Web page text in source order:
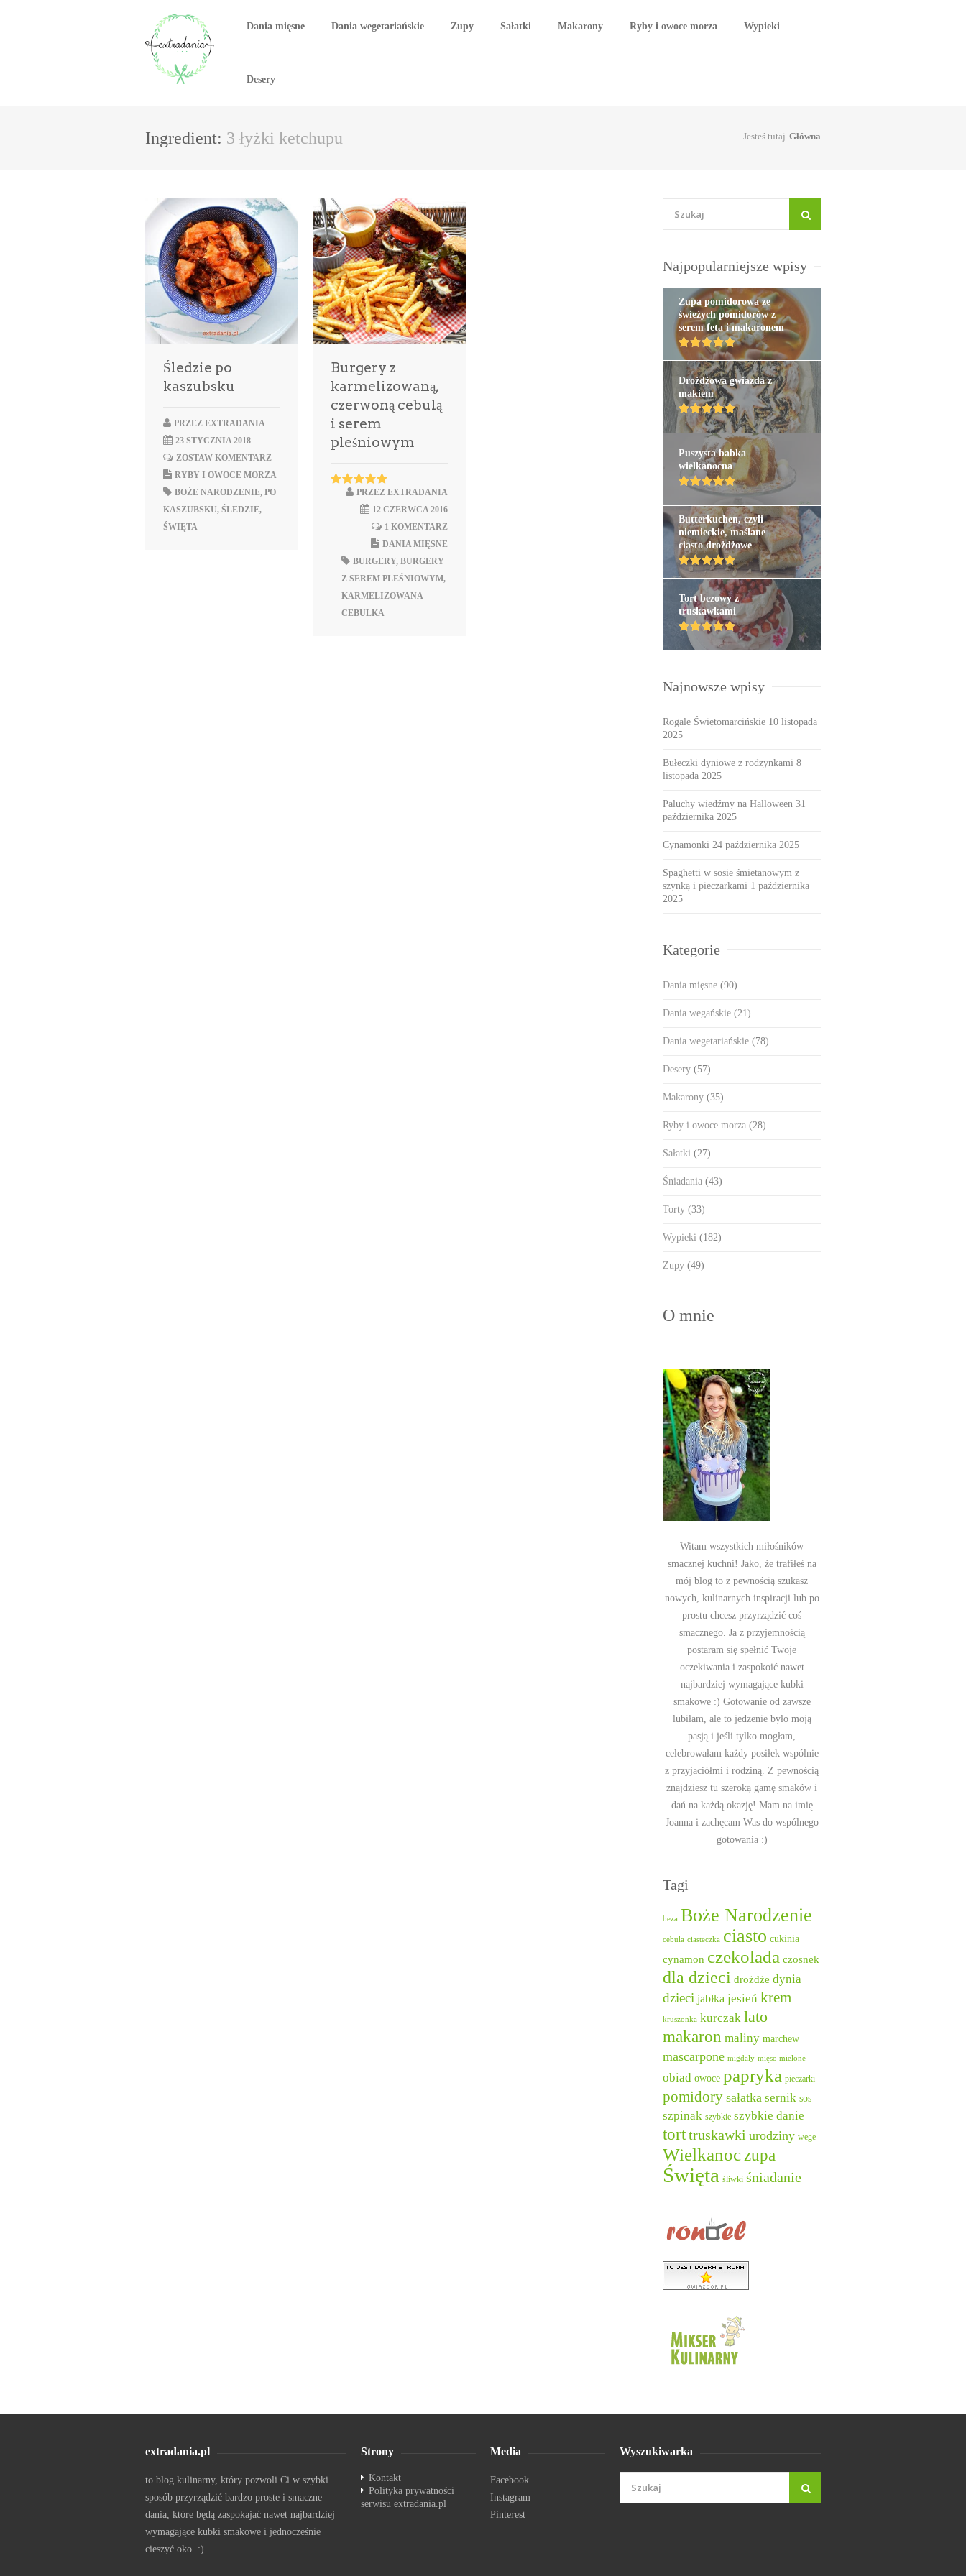
Dania mięsne Dania wegetariańskie Zupy Sałatki Makarony Ryby i owoce morza Wypieki
Desery
Ingredient: 3 łyżki ketchupu Jesteś tutaj Główna
Śledzie po
kaszubsku
PRZEZ EXTRADANIA
23 STYCZNIA 2018
ZOSTAW KOMENTARZ
RYBY I OWOCE MORZA
BOŻE NARODZENIE, PO
KASZUBSKU, ŚLEDZIE,
ŚWIĘTA
Burgery z
karmelizowaną,
czerwoną cebulą
i serem
pleśniowym
PRZEZ EXTRADANIA
12 CZERWCA 2016
1 KOMENTARZ
DANIA MIĘSNE
BURGERY, BURGERY
Z SEREM PLEŚNIOWYM,
KARMELIZOWANA
CEBULKA
Najpopularniejsze wpisy
Zupa pomidorowa ze
świeżych pomidorów z
serem feta i makaronem
Drożdżowa gwiazda z
makiem
Puszysta babka
wielkanocna
Butterkuchen, czyli
niemieckie, maślane
ciasto drożdżowe
Tort bezowy z
truskawkami
Najnowsze wpisy
Rogale Świętomarcińskie 10 listopada
2025
Bułeczki dyniowe z rodzynkami 8
listopada 2025
Paluchy wiedźmy na Halloween 31
października 2025
Cynamonki 24 października 2025
Spaghetti w sosie śmietanowym z
szynką i pieczarkami 1 października
2025
Kategorie
Dania mięsne (90)
Dania wegańskie (21)
Dania wegetariańskie (78)
Desery (57)
Makarony (35)
Ryby i owoce morza (28)
Sałatki (27)
Śniadania (43)
Torty (33)
Wypieki (182)
Zupy (49)
O mnie
Witam wszystkich miłośników
smacznej kuchni! Jako, że trafiłeś na
mój blog to z pewnością szukasz
nowych, kulinarnych inspiracji lub po
prostu chcesz przyrządzić coś
smacznego. Ja z przyjemnością
postaram się spełnić Twoje
oczekiwania i zaspokoić nawet
najbardziej wymagające kubki
smakowe :) Gotowanie od zawsze
lubiłam, ale to jedzenie było moją
pasją i jeśli tylko mogłam,
celebrowałam każdy posiłek wspólnie
z przyjaciółmi i rodziną. Z pewnością
znajdziesz tu szeroką gamę smaków i
dań na każdą okazję! Mam na imię
Joanna i zachęcam Was do wspólnego
gotowania :)
Tagi
beza Boże Narodzenie
cebula ciasteczka ciasto cukinia
cynamon czekolada czosnek
dla dzieci drożdże dynia
dzieci jabłka jesień krem
kruszonka kurczak lato
makaron maliny marchew
mascarpone migdały mięso mielone
obiad owoce papryka pieczarki
pomidory sałatka sernik sos
szpinak szybkie szybkie danie
torttruskawki urodziny wege
Wielkanoczupa
Święta śliwki śniadanie
extradania.pl
to blog kulinarny, który pozwoli Ci w szybki
sposób przyrządzić bardzo proste i smaczne
dania, które będą zaspokajać nawet najbardziej
wymagające kubki smakowe i jednocześnie
cieszyć oko. :)
Strony
Kontakt
Polityka prywatności
serwisu extradania.pl
Media
Facebook
Instagram
Pinterest
Wyszukiwarka